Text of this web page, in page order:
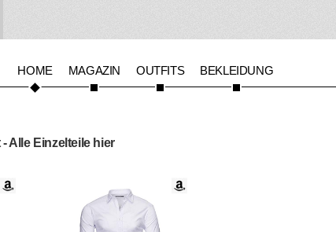
HOME MAGAZIN OUTFITS BEKLEIDUNG
Alle Einzelteile hier